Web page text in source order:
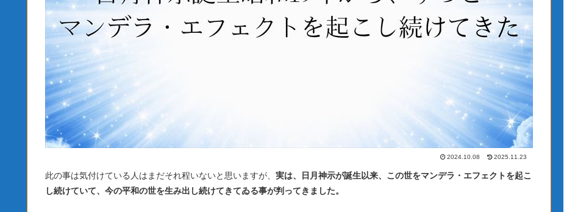
2024.10.08 2025.11.23
此の事は気付けている人はまだそれ程いないと思いますが、 実は、日月神示が誕生以来、この世をマンデラ・エフェクトを起こ
し続けていて、今の平和の世を生み出し続けてきてゐる事が判ってきました。